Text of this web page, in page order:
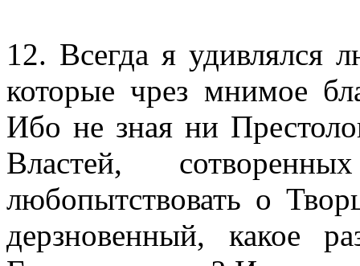
12. Всегда я удивлялся
которые чрез мнимое
Ибо не зная ни
Властей,
любопытствовать о
дерзновенный, какое